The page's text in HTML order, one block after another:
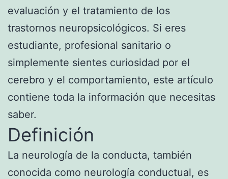
evaluación y el tratamiento de los
trastornos neuropsicológicos. Si eres
estudiante, profesional sanitario o
simplemente sientes curiosidad por el
cerebro y el comportamiento, este artículo
contiene toda la información que necesitas
saber.
Definición
La neurología de la conducta, también
conocida como neurología conductual, es